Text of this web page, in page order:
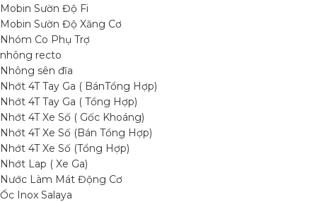
Mobin Sườn Độ Fi
Mobin Sườn Độ Xăng Cơ
Nhóm Co Phụ Trợ
nhông recto
Nhông sên đĩa
Nhớt 4T Tay Ga ( BánTổng Hợp)
Nhớt 4T Tay Ga ( Tổng Hợp)
Nhớt 4T Xe Số ( Gốc Khoáng)
Nhớt 4T Xe Số (Bán Tổng Hợp)
Nhớt 4T Xe Số (Tổng Hợp)
Nhớt Lap ( Xe Ga)
Nước Làm Mát Động Cơ
Ốc Inox Salaya